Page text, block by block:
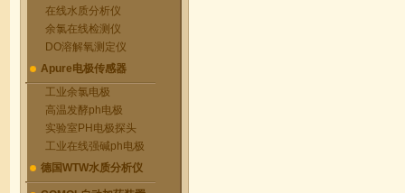
在线水质分析仪
余氯在线检测仪
DO溶解氧测定仪
Apure电极传感器
工业余氯电极
高温发酵ph电极
实验室PH电极探头
工业在线强碱ph电极
德国WTW水质分析仪